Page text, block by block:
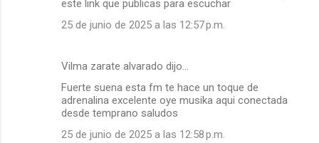
este link que publicas para escuchar
25 de junio de 2025 a las 12:57 p.m.
Vilma zarate alvarado dijo…
Fuerte suena esta fm te hace un toque de
adrenalina excelente oye musika aqui conectada
desde temprano saludos
25 de junio de 2025 a las 12:58 p.m.